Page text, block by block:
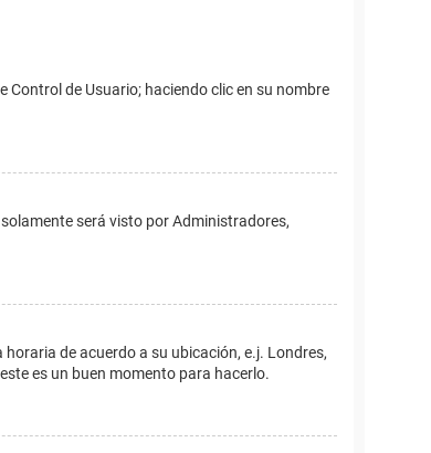
de Usuario; haciendo clic en su nombre
será visto por Administradores,
de acuerdo a su ubicación, e.j. Londres,
es un buen momento para hacerlo.